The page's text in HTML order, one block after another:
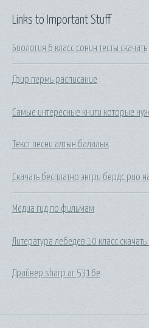
Links to Important Stuff
Биология 6 класс сонин тесты скачать
Дэир пермь расписание
Самые интересные книги которые
Текст песни алтын балалык
Скачать бесплатно энгри бердс рио
Медиа гид по фильмам
Литература лебедев 10 класс скачать
Драйвер sharp ar 5316e